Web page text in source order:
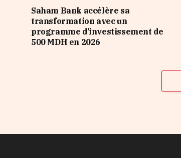
Saham Bank accélère sa
transformation avec un
programme d’investissement de
500 MDH en 2026